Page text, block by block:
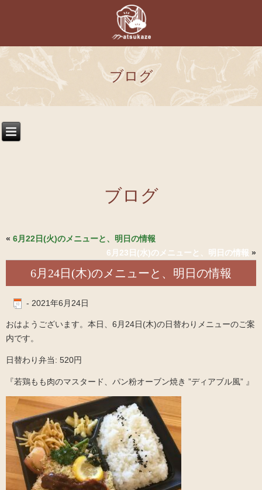
ブログ
ブログ
« 6月22日(火)のメニューと、明日の情報
6月23日(水)のメニューと、明日の情報 »
6月24日(木)のメニューと、明日の情報
- 2021年6月24日
おはようございます。本日、6月24日(木)の日替わりメニューのご案
内です。
日替わり弁当: 520円
『若鶏もも肉のマスタード、パン粉オーブン焼き ”ディアブル風” 』